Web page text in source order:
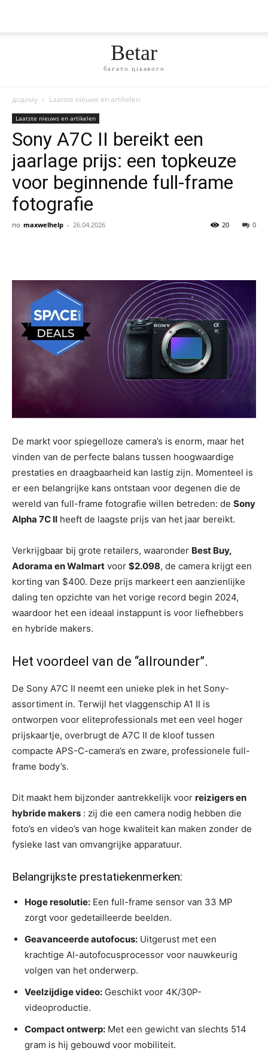
Betar
багато цікавого
додому Laatste nieuws en artikelen
Laatste nieuws en artikelen
Sony A7C II bereikt een
jaarlage prijs: een topkeuze
voor beginnende full-frame
fotografie
по maxwelhelp - 26.04.2026 0
20
De markt voor spiegelloze camera’s is enorm, maar het
vinden van de perfecte balans tussen hoogwaardige
prestaties en draagbaarheid kan lastig zijn. Momenteel is
er een belangrijke kans ontstaan ​​voor degenen die de
wereld van full-frame fotografie willen betreden: de Sony
Alpha 7C II heeft de laagste prijs van het jaar bereikt.
Verkrijgbaar bij grote retailers, waaronder Best Buy,
Adorama en Walmart voor $2.098, de camera krijgt een
korting van $400. Deze prijs markeert een aanzienlijke
daling ten opzichte van het vorige record begin 2024,
waardoor het een ideaal instappunt is voor liefhebbers
en hybride makers.
Het voordeel van de “allrounder”.
De Sony A7C II neemt een unieke plek in het Sony-
assortiment in. Terwijl het vlaggenschip A1 II is
ontworpen voor eliteprofessionals met een veel hoger
prijskaartje, overbrugt de A7C II de kloof tussen
compacte APS-C-camera’s en zware, professionele full-
frame body’s.
Dit maakt hem bijzonder aantrekkelijk voor reizigers en
hybride makers : zij die een camera nodig hebben die
foto’s en video’s van hoge kwaliteit kan maken zonder de
fysieke last van omvangrijke apparatuur.
Belangrijkste prestatiekenmerken:
Hoge resolutie: Een full-frame sensor van 33 MP
zorgt voor gedetailleerde beelden.
Geavanceerde autofocus: Uitgerust met een
krachtige AI-autofocusprocessor voor nauwkeurig
volgen van het onderwerp.
Veelzijdige video: Geschikt voor 4K/30P-
videoproductie.
Compact ontwerp: Met een gewicht van slechts 514
gram is hij gebouwd voor mobiliteit.